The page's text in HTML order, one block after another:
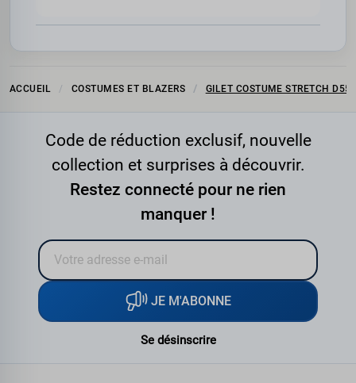
ACCUEIL COSTUMES ET BLAZERS GILET COSTUME STRETCH
Code de réduction exclusif, nouvelle
collection et surprises à découvrir.
Restez connecté pour ne rien
manquer !
JE M'ABONNE
Se désinscrire